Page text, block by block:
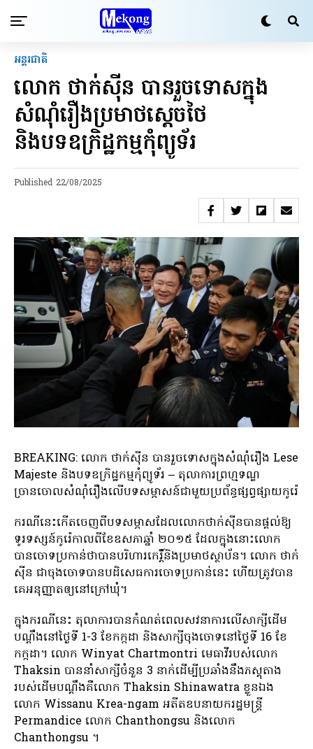
អន្តរជាតិ
លោក ថាក់ស៊ីន បានរួចទោសក្នុង
សំណុំរឿងប្រមាថស្តេចថៃ
និងបទឧក្រិដ្ឋកម្មកុំព្យូទ័រ
Published 22/08/2025
BREAKING: លោក ថាក់ស៊ីន បានរួចទោសក្នុងសំណុំរឿង Lese
Majeste និងបទឧក្រិដ្ឋកម្មកុំព្យូទ័រ – តុលាការព្រហ្មទណ្ឌ
ច្រានចោលសំណុំរឿងលើបទសម្ភាសន៍ជាមួយប្រព័ន្ធផ្សព្វផ្សាយកូរ៉េ
ករណី​នេះ​កើត​ចេញ​ពី​បទ​សម្ភាស​ដែល​លោក​ថាក់ស៊ីន​បាន​ផ្តល់​ឱ្យ​
ទូរទស្សន៍​កូរ៉េ​កាលពី​ខែ​ឧសភា​ឆ្នាំ​ ២០១៥ ដែល​ក្នុង​នោះ​លោក​
បាន​ចោទ​ប្រកាន់​ថា​បាន​បរិហារ​កេរ្តិ៍​និង​ប្រមាថ​ស្ថាប័ន។ លោក ថាក់
ស៊ីន ជា​ចុង​ចោទ​បាន​បដិសេធ​ការ​ចោទ​ប្រកាន់​នេះ ហើយ​ត្រូវ​បាន​
គេ​អនុញ្ញាត​ឲ្យ​នៅ​ក្រៅ​ឃុំ។
ក្នុងករណីនេះ តុលាការបានកំណត់ពេលសវនាការលើសាក្សីដើម
បណ្តឹងនៅថ្ងៃទី 1-3 ខែកក្កដា និងសាក្សីចុងចោទនៅថ្ងៃទី 16 ខែ
កក្កដា។ លោក Winyat Chartmontri មេធាវីរបស់លោក
Thaksin បាននាំសាក្សីចំនួន 3 នាក់ដើម្បីប្រឆាំងនឹងភស្តុតាង
របស់ដើមបណ្តឹងគឺលោក Thaksin Shinawatra ខ្លួនឯង
លោក Wissanu Krea-ngam អតីតឧបនាយករដ្ឋមន្ត្រី
Permandice លោក Chanthongsu និងលោក
Chanthongsu ។